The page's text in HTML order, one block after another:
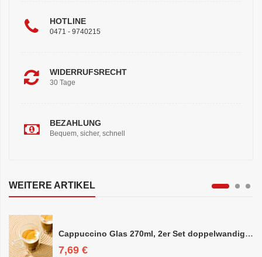
HOTLINE
0471 - 9740215
WIDERRUFSRECHT
30 Tage
BEZAHLUNG
Bequem, sicher, schnell
WEITERE ARTIKEL
Cappuccino Glas 270ml, 2er Set doppelwandig, ca. 8,5 x 10cm
7,69 €